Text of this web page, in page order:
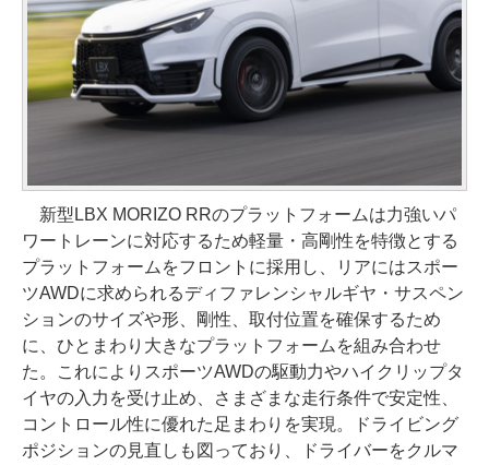
新型LBX MORIZO RRのプラットフォームは力強いパ
ワートレーンに対応するため軽量・高剛性を特徴とする
プラットフォームをフロントに採用し、リアにはスポー
ツAWDに求められるディファレンシャルギヤ・サスペン
ションのサイズや形、剛性、取付位置を確保するため
に、ひとまわり大きなプラットフォームを組み合わせ
た。これによりスポーツAWDの駆動力やハイクリップタ
イヤの入力を受け止め、さまざまな走行条件で安定性、
コントロール性に優れた足まわりを実現。ドライビング
ポジションの見直しも図っており、ドライバーをクルマ